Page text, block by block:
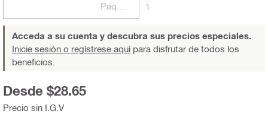
1
Acceda a su cuenta y descubra sus precios especiales.
Inicie sesión o regístrese aquípara disfrutar de todos los
beneficios.
Precio sin I.G.V
Desde $28.65